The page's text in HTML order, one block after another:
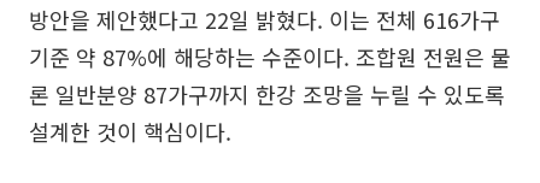
방안을 제안했다고 22일 밝혔다. 이는 전체 616가구
기준 약 87%에 해당하는 수준이다. 조합원 전원은 물
론 일반분양 87가구까지 한강 조망을 누릴 수 있도록
설계한 것이 핵심이다.